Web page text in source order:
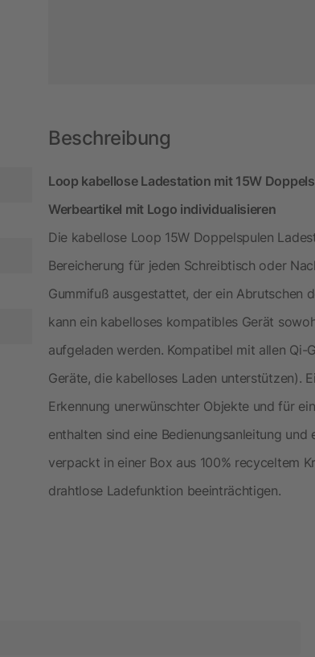
Beschreibung
Loop kabellose Ladestation mit 15W
Werbeartikel mit Logo individualisieren
Die kabellose Loop 15W Doppelspulen
Bereicherung für jeden Schreibtisch oder
Gummifuß ausgestattet, der ein Abrutschen
kann ein kabelloses kompatibles Gerät
aufgeladen werden. Kompatibel mit allen
Geräte, die kabelloses Laden unterstützen).
Erkennung unerwünschter Objekte und für
enthalten sind eine Bedienungsanleitung
verpackt in einer Box aus 100% recyceltem
drahtlose Ladefunktion beeinträchtigen.